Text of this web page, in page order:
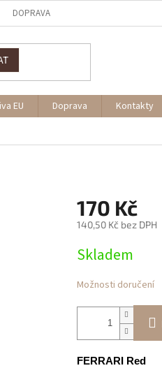
DOPRAVA
EU Doprava Kontakty
170 Kč
140,50 Kč bez DPH
cena:
Skladem
Možnosti doručení
FERRARI Red